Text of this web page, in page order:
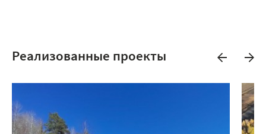
Реализованные проекты